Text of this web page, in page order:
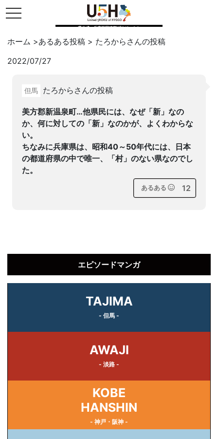
toggle navigation
県公式・兵庫五国連邦プロジェクト
ホーム >あるある投稿 > たろから さんの投稿
2022/07/27
但馬 たろからさんの投稿
美方郡新温泉町…他県民には、なぜ「新」なの
か、何に対しての「新」なのかが、よくわからな
い。
ちなみに兵庫県は、昭和40～50年代には、日本
の都道府県の中で唯一、「村」のない県なのでし
た。
あるある 12
エピソードマンガ
TAJIMA
- 但馬 -
AWAJI
- 淡路 -
KOBE
HANSHIN
- 神戸・阪神 -